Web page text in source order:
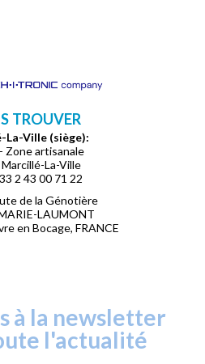
TROUVER
La-Ville (siège):
Zone artisanale
La-Ville
2 43 00 71 22
de la Génotière
LAUMONT
en Bocage, FRANCE
à la newsletter
l'actualité